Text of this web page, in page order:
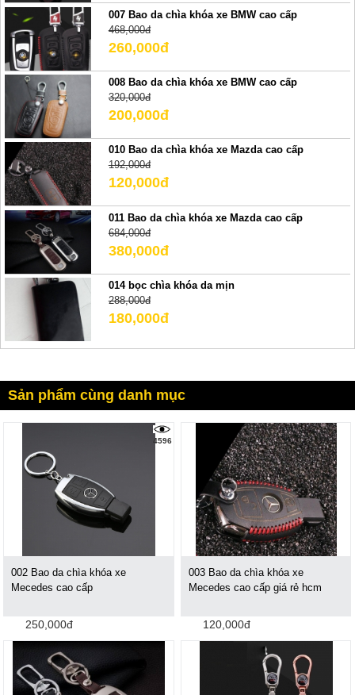
007 Bao da chìa khóa xe BMW cao cấp
468,000đ
260,000đ
008 Bao da chìa khóa xe BMW cao cấp
320,000đ
200,000đ
010 Bao da chìa khóa xe Mazda cao cấp
192,000đ
120,000đ
011 Bao da chìa khóa xe Mazda cao cấp
684,000đ
380,000đ
014 bọc chìa khóa da mịn
288,000đ
180,000đ
Sản phẩm cùng danh mục
4596
002 Bao da chìa khóa xe
Mecedes cao cấp
250,000đ
003 Bao da chìa khóa xe
Mecedes cao cấp giá rẻ hcm
120,000đ